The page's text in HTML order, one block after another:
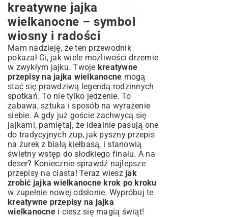
kreatywne jajka
wielkanocne – symbol
wiosny i radości
Mam nadzieję, że ten przewodnik
pokazał Ci, jak wiele możliwości drzemie
w zwykłym jajku. Twoje kreatywne
przepisy na jajka wielkanocne mogą
stać się prawdziwą legendą rodzinnych
spotkań. To nie tylko jedzenie. To
zabawa, sztuka i sposób na wyrażenie
siebie. A gdy już goście zachwycą się
jajkami, pamiętaj, że idealnie pasują one
do tradycyjnych zup, jak pyszny przepis
na żurek z białą kiełbasą, i stanowią
świetny wstęp do słodkiego finału. A na
deser? Koniecznie sprawdź najlepsze
przepisy na ciasta! Teraz wiesz jak
zrobić jajka wielkanocne krok po kroku
w zupełnie nowej odsłonie. Wypróbuj te
kreatywne przepisy na jajka
wielkanocnei ciesz się magią świąt!